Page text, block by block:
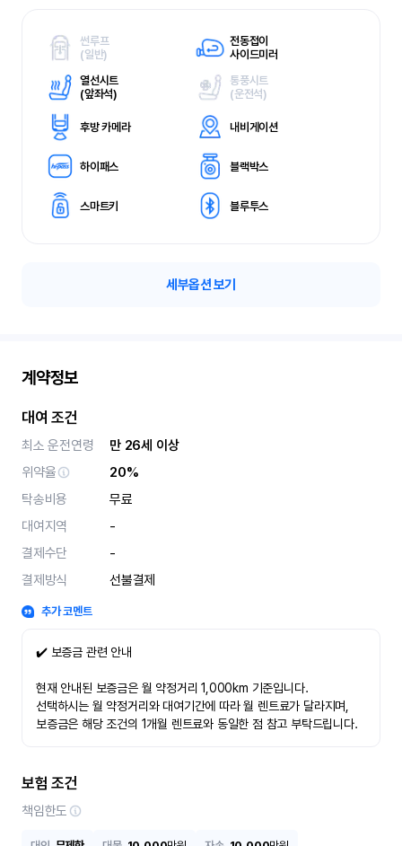
썬루프
(일반)
전동접이
사이드미러
열선시트
(앞좌석)
통풍시트
(운전석)
후방 카메라 내비게이션
하이패스 블랙박스
스마트키 블루투스
세부옵션 보기
계약정보
대여 조건
최소 운전연령
만 26세 이상
위약율
20%
탁송비용
무료
대여지역
-
결제수단
-
결제방식
선불결제
추가 코멘트
✔️ 보증금 관련 안내
현재 안내된 보증금은 월 약정거리 1,000km 기준입니다.
선택하시는 월 약정거리와 대여기간에 따라 월 렌트료가 달라지며,
보증금은 해당 조건의 1개월 렌트료와 동일한 점 참고 부탁드립니다.
보험 조건
책임한도